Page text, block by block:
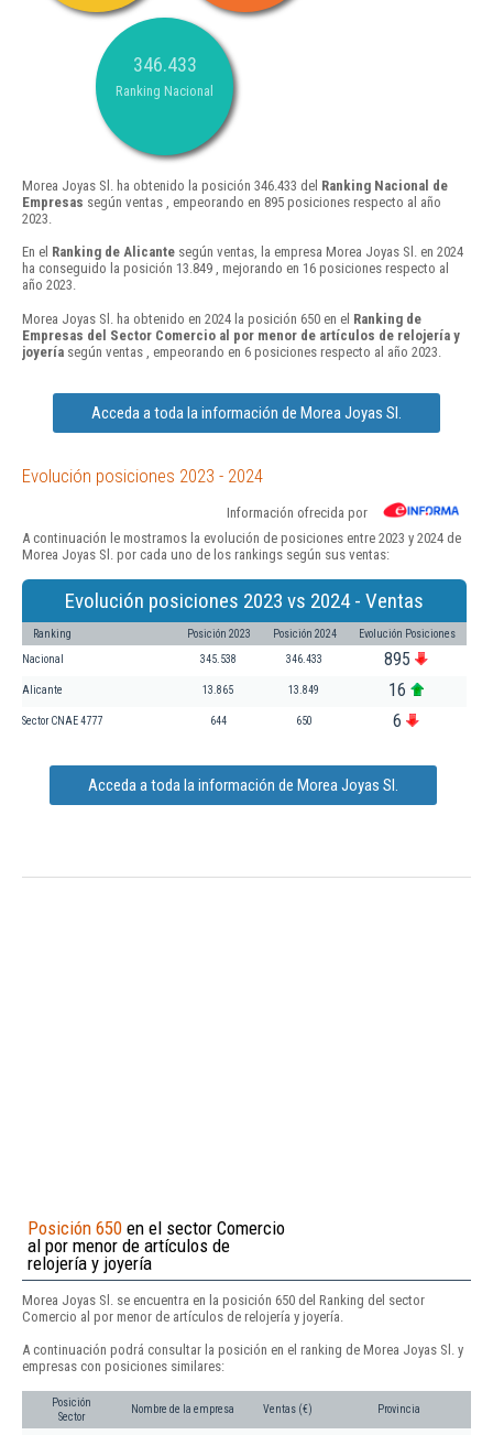
346.433
Ranking Nacional
Morea Joyas Sl. ha obtenido la posición 346.433 del Ranking Nacional de
Empresas según ventas , empeorando en 895 posiciones respecto al año
2023.
En el Ranking de Alicante según ventas, la empresa Morea Joyas Sl. en 2024
ha conseguido la posición 13.849 , mejorando en 16 posiciones respecto al
año 2023.
Morea Joyas Sl. ha obtenido en 2024 la posición 650 en el Ranking de
Empresas del Sector Comercio al por menor de artículos de relojería y
joyería según ventas , empeorando en 6 posiciones respecto al año 2023.
Acceda a toda la información de Morea Joyas Sl.
Evolución posiciones 2023 - 2024
Información ofrecida por
A continuación le mostramos la evolución de posiciones entre 2023 y 2024 de
Morea Joyas Sl. por cada uno de los rankings según sus ventas:
Evolución posiciones 2023 vs 2024 - Ventas
Ranking Posición 2023 Posición 2024 Evolución Posiciones
Nacional 345.538 346.433 895
Alicante 13.865 13.849 16
Sector CNAE 4777 644 650 6
Acceda a toda la información de Morea Joyas Sl.
Posición 650 en el sector Comercio
al por menor de artículos de
relojería y joyería
Morea Joyas Sl. se encuentra en la posición 650 del Ranking del sector
Comercio al por menor de artículos de relojería y joyería.
A continuación podrá consultar la posición en el ranking de Morea Joyas Sl. y
empresas con posiciones similares:
Posición
Sector
Nombre de la empresa Ventas (€) Provincia